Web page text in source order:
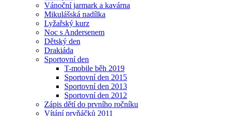
Vánoční jarmark a kavárna
Mikulášská nadílka
Lyžařský kurz
Noc s Andersenem
Dětský den
Drakiáda
Sportovní den
T-mobile běh 2019
Sportovní den 2015
Sportovní den 2013
Sportovní den 2012
Zápis dětí do prvního ročníku
Vítání prvňáčků 2011